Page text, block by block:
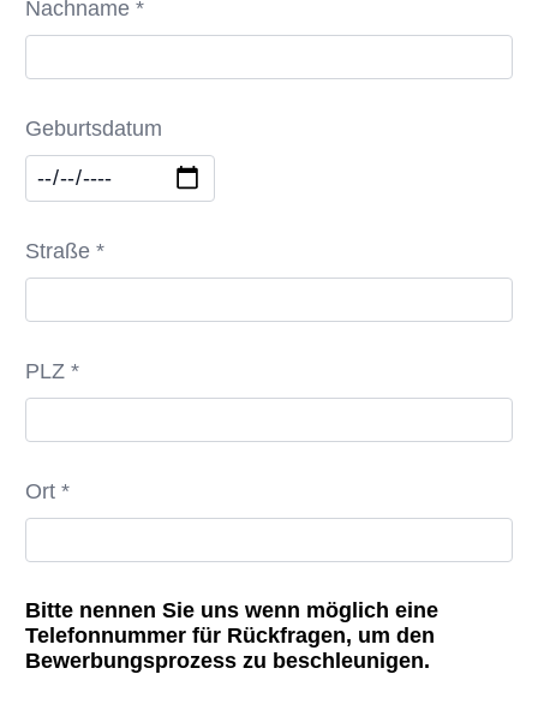
Nachname *
Geburtsdatum
Straße *
PLZ *
Ort *
Bitte nennen Sie uns wenn möglich eine
Telefonnummer für Rückfragen, um den
Bewerbungsprozess zu beschleunigen.